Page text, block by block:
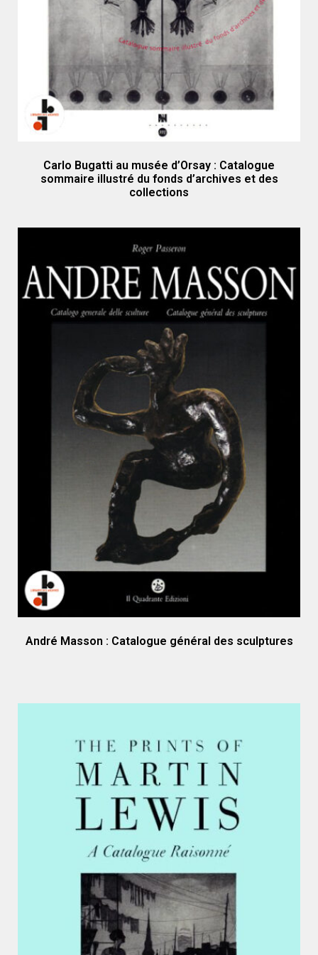
Carlo Bugatti au musée d’Orsay : Catalogue
sommaire illustré du fonds d’archives et des
collections
André Masson : Catalogue général des sculptures